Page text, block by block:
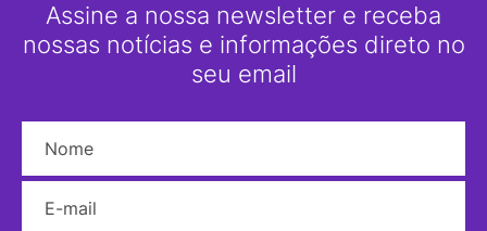
Assine a nossa newsletter e receba
nossas notícias e informações direto no
seu email